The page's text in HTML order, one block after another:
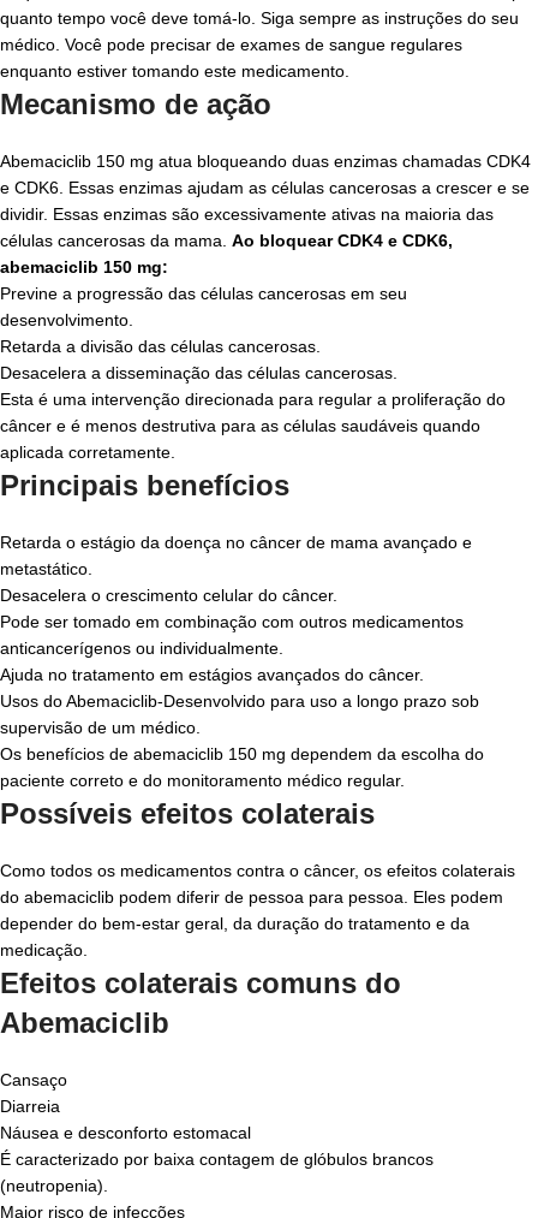
quanto tempo você deve tomá-lo. Siga sempre as instruções do seu
médico. Você pode precisar de exames de sangue regulares
enquanto estiver tomando este medicamento.
Mecanismo de ação
Abemaciclib 150 mg atua bloqueando duas enzimas chamadas CDK4
e CDK6 . Essas enzimas ajudam as células cancerosas a crescer e se
dividir. Essas enzimas são excessivamente ativas na maioria das
células cancerosas da mama. Ao bloquear CDK4 e CDK6,
abemaciclib 150 mg:
Previne a progressão das células cancerosas em seu
desenvolvimento.
Retarda a divisão das células cancerosas.
Desacelera a disseminação das células cancerosas.
Esta é uma intervenção direcionada para regular a proliferação do
câncer e é menos destrutiva para as células saudáveis quando
aplicada corretamente.
Principais benefícios
Retarda o estágio da doença no câncer de mama avançado e
metastático.
Desacelera o crescimento celular do câncer.
Pode ser tomado em combinação com outros medicamentos
anticancerígenos ou individualmente.
Ajuda no tratamento em estágios avançados do câncer.
Usos do Abemaciclib-Desenvolvido para uso a longo prazo sob
supervisão de um médico.
Os benefícios de abemaciclib 150 mg dependem da escolha do
paciente correto e do monitoramento médico regular.
Possíveis efeitos colaterais
Como todos os medicamentos contra o câncer, os efeitos colaterais
do abemaciclib podem diferir de pessoa para pessoa. Eles podem
depender do bem-estar geral, da duração do tratamento e da
medicação.
Efeitos colaterais comuns do
Abemaciclib
Cansaço
Diarreia
Náusea e desconforto estomacal
É caracterizado por baixa contagem de glóbulos brancos
(neutropenia).
Maior risco de infecções